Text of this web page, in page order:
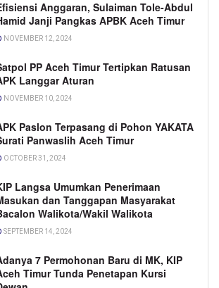
Anggaran, Sulaiman Tole-Abdul
Janji Pangkas APBK Aceh Timur
NOVEMBER 12, 2024
PP Aceh Timur Tertipkan Ratusan
Langgar Aturan
NOVEMBER 10, 2024
Paslon Terpasang di Pohon YAKATA
Panwaslih Aceh Timur
OCTOBER 31, 2024
Langsa Umumkan Penerimaan
dan Tanggapan Masyarakat
Walikota/Wakil Walikota
SEPTEMBER 14, 2024
7 Permohonan Baru di MK, KIP
Timur Tunda Penetapan Kursi